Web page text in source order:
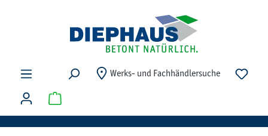
Werks- und Fachhändlersuche Du
Warenkorb enthält 0 Positionen. Der Gesamtwert